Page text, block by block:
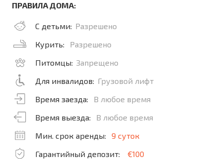
ПРАВИЛА ДОМА:
С детьми: Разрешено
Курить:
Разрешено
Питомцы: Запрещено
Для инвалидов: Грузовой лифт
Время заезда:
В любое время
Время выезда:
В любое время
Мин. срок аренды:
9 суток
Гарантийный депозит:
€100